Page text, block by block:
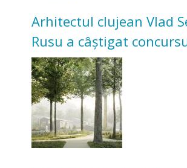
Arhitectul clujean Vlad
Rusu a câștigat
transformarea Grădinii
Universitarilor